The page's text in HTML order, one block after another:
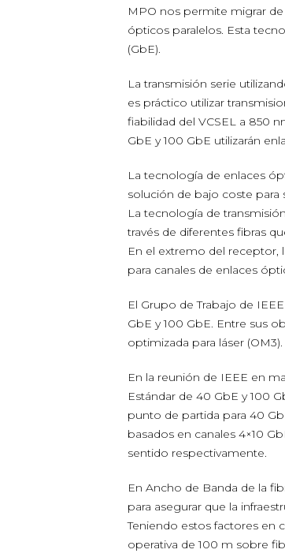
MPO nos permite migrar
ópticos paralelos. Esta
(GbE).
La transmisión serie
es práctico utilizar
fiabilidad del VCSEL a 850
GbE y 100 GbE utilizarán
La tecnología de enlaces
solución de bajo coste para
La tecnología de
través de diferentes fibras
En el extremo del receptor,
para canales de enlaces
El Grupo de Trabajo de
GbE y 100 GbE. Entre sus
optimizada para láser (OM3).
En la reunión de IEEE en
Estándar de 40 GbE y 100
punto de partida para 40
basados en canales 4×10
sentido respectivamente.
En Ancho de Banda de la
para asegurar que la
Teniendo estos factores en
operativa de 100 m sobre